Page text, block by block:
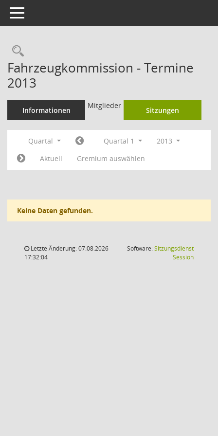
Toggle navigation
Rechercheauswahl
Fahrzeugkommission - Termine
2013
Informationen
Mitglieder
Sitzungen
Quartal Quartal 1
2013
Aktuell
Gremium auswählen
Keine Daten gefunden.
Letzte Änderung: 07.08.2026
17:32:04
Software:Sitzungsdienst
Session(Wird in